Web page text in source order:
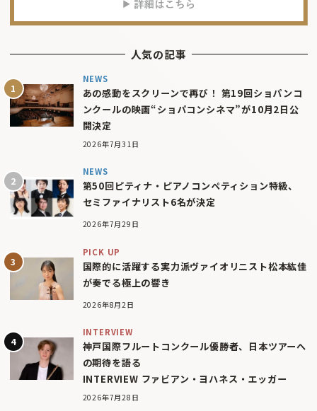
人気の記事
NEWS
あの感動をスクリーンで再び！ 第19回ショパンコ
ンクールの映画“ショパコンシネマ”が10月2日公
開決定
2026年7月31日
NEWS
第50回ピティナ・ピアノコンペティション特級、
セミファイナリスト6名が決定
2026年7月29日
PICK UP
国際的に活躍する実力派ヴァイオリニスト松本紘佳
が奏でる極上の響き
2026年8月2日
INTERVIEW
神戸国際フルートコンクール優勝者、日本ツアーへ
の期待を語る
INTERVIEW ファビアン・ヨハネス・エッガー
2026年7月28日